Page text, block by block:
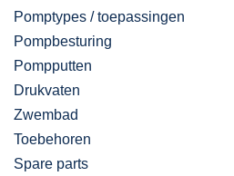
Pomptypes / toepassingen
Pompbesturing
Pompputten
Drukvaten
Zwembad
Toebehoren
Spare parts